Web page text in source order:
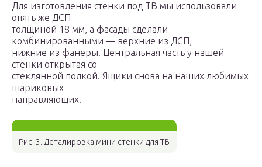
Для изготовления стенки под ТВ мы использовали
опять же ДСП
толщиной 18 мм, а фасады сделали
комбинированными — верхние из ДСП,
нижние из фанеры. Центральная часть у нашей
стенки открытая со
стеклянной полкой. Ящики снова на наших любимых
шариковых
направляющих.
Рис. 3. Деталировка мини стенки для ТВ